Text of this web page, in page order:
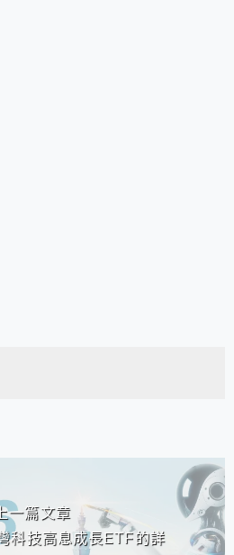
一篇文章
科技高息成長ETF的詳